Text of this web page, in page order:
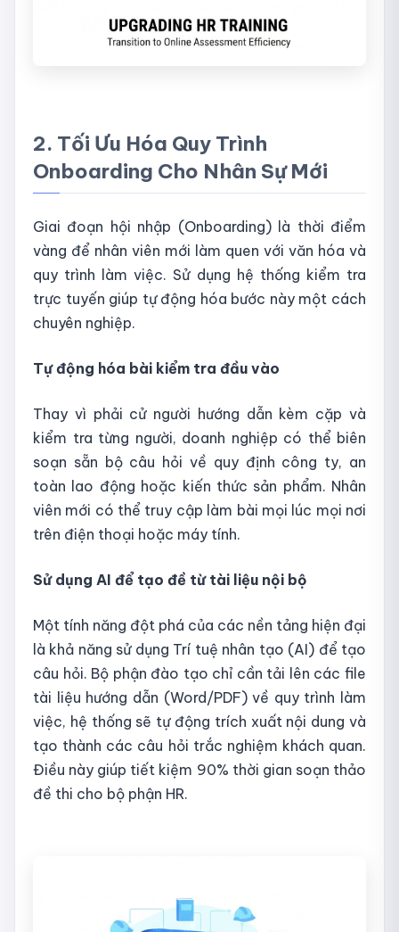
2. Tối Ưu Hóa Quy Trình
Onboarding Cho Nhân Sự Mới
Giai đoạn hội nhập (Onboarding) là thời điểm
vàng để nhân viên mới làm quen với văn hóa và
quy trình làm việc. Sử dụng hệ thống kiểm tra
trực tuyến giúp tự động hóa bước này một cách
chuyên nghiệp.
Tự động hóa bài kiểm tra đầu vào
Thay vì phải cử người hướng dẫn kèm cặp và
kiểm tra từng người, doanh nghiệp có thể biên
soạn sẵn bộ câu hỏi về quy định công ty, an
toàn lao động hoặc kiến thức sản phẩm. Nhân
viên mới có thể truy cập làm bài mọi lúc mọi nơi
trên điện thoại hoặc máy tính.
Sử dụng AI để tạo đề từ tài liệu nội bộ
Một tính năng đột phá của các nền tảng hiện đại
là khả năng sử dụng Trí tuệ nhân tạo (AI) để tạo
câu hỏi. Bộ phận đào tạo chỉ cần tải lên các file
tài liệu hướng dẫn (Word/PDF) về quy trình làm
việc, hệ thống sẽ tự động trích xuất nội dung và
tạo thành các câu hỏi trắc nghiệm khách quan.
Điều này giúp tiết kiệm 90% thời gian soạn thảo
đề thi cho bộ phận HR.